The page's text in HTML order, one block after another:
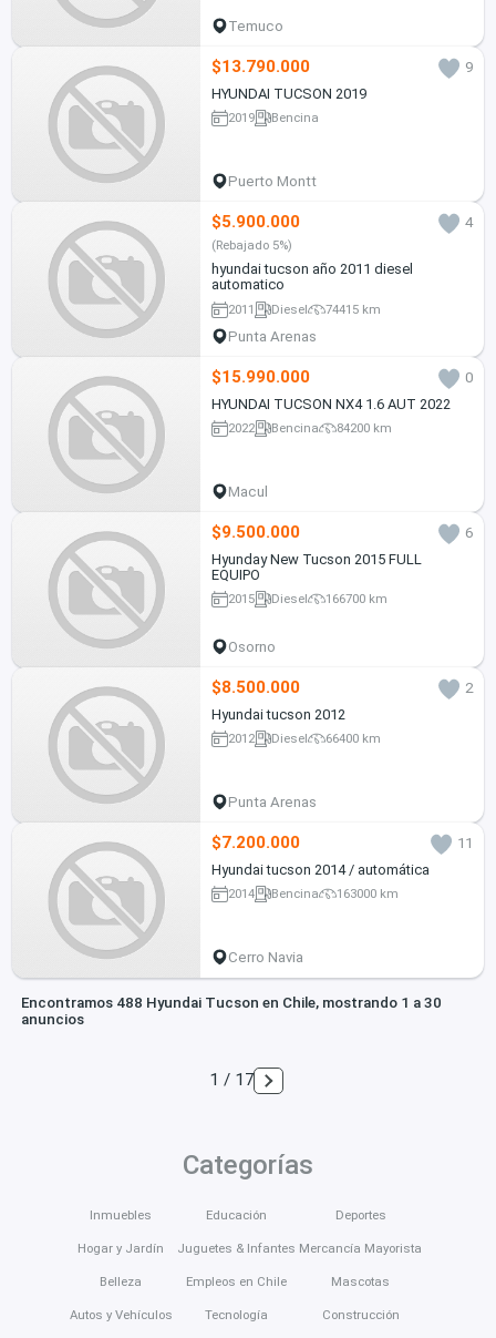
Temuco
$13.790.000
9
HYUNDAI TUCSON 2019
2019 Bencina
Puerto Montt
$5.900.000 4
(Rebajado 5%)
hyundai tucson año 2011 diesel
automatico
2011 Diesel 74415 km
Punta Arenas
$15.990.000
0
HYUNDAI TUCSON NX4 1.6 AUT 2022
2022 Bencina 84200 km
Macul
$9.500.000
6
Hyunday New Tucson 2015 FULL
EQUIPO
2015 Diesel 166700 km
Osorno
$8.500.000
2
Hyundai tucson 2012
2012 Diesel 66400 km
Punta Arenas
$7.200.000
11
Hyundai tucson 2014 / automática
2014 Bencina 163000 km
Cerro Navia
Encontramos 488 Hyundai Tucson en Chile, mostrando 1 a 30
anuncios
1 / 17
Categorías
Inmuebles
Hogar y Jardín
Belleza
Autos y Vehículos
Educación
Juguetes & Infantes
Empleos en Chile
Tecnología
Deportes
Mercancía Mayorista
Mascotas
Construcción